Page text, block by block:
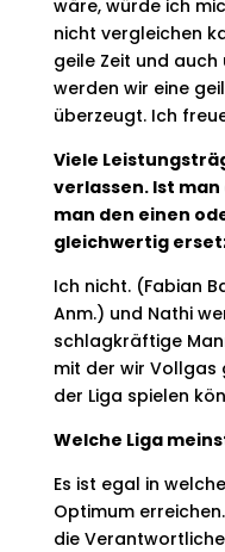
wäre, würde ich
nicht vergleichen
geile Zeit und
werden wir eine
überzeugt. Ich
Viele
verlassen. Ist
man den einen
gleichwertig
Ich nicht. (Fabian
Anm.) und Nathi
schlagkräftige
mit der wir Vollgas
der Liga spielen
Welche Liga
Es ist egal in
Optimum
die